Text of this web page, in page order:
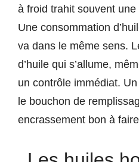
à froid trahit souvent
Une consommation
va dans le même sens.
d’huile qui s’allume,
un contrôle immédiat.
le bouchon de
encrassement bon à